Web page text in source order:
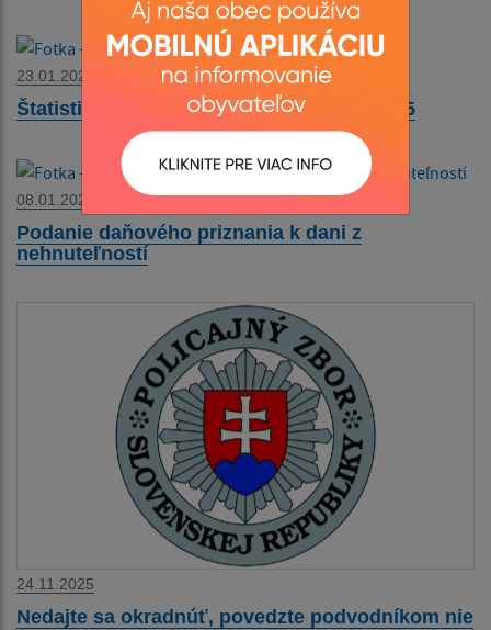
23.01.2026
Štatistika obce Stebnícka Huta za rok 2025
08.01.2026
Podanie daňového priznania k dani z
nehnuteľností
24.11.2025
Nedajte sa okradnúť, povedzte podvodníkom nie